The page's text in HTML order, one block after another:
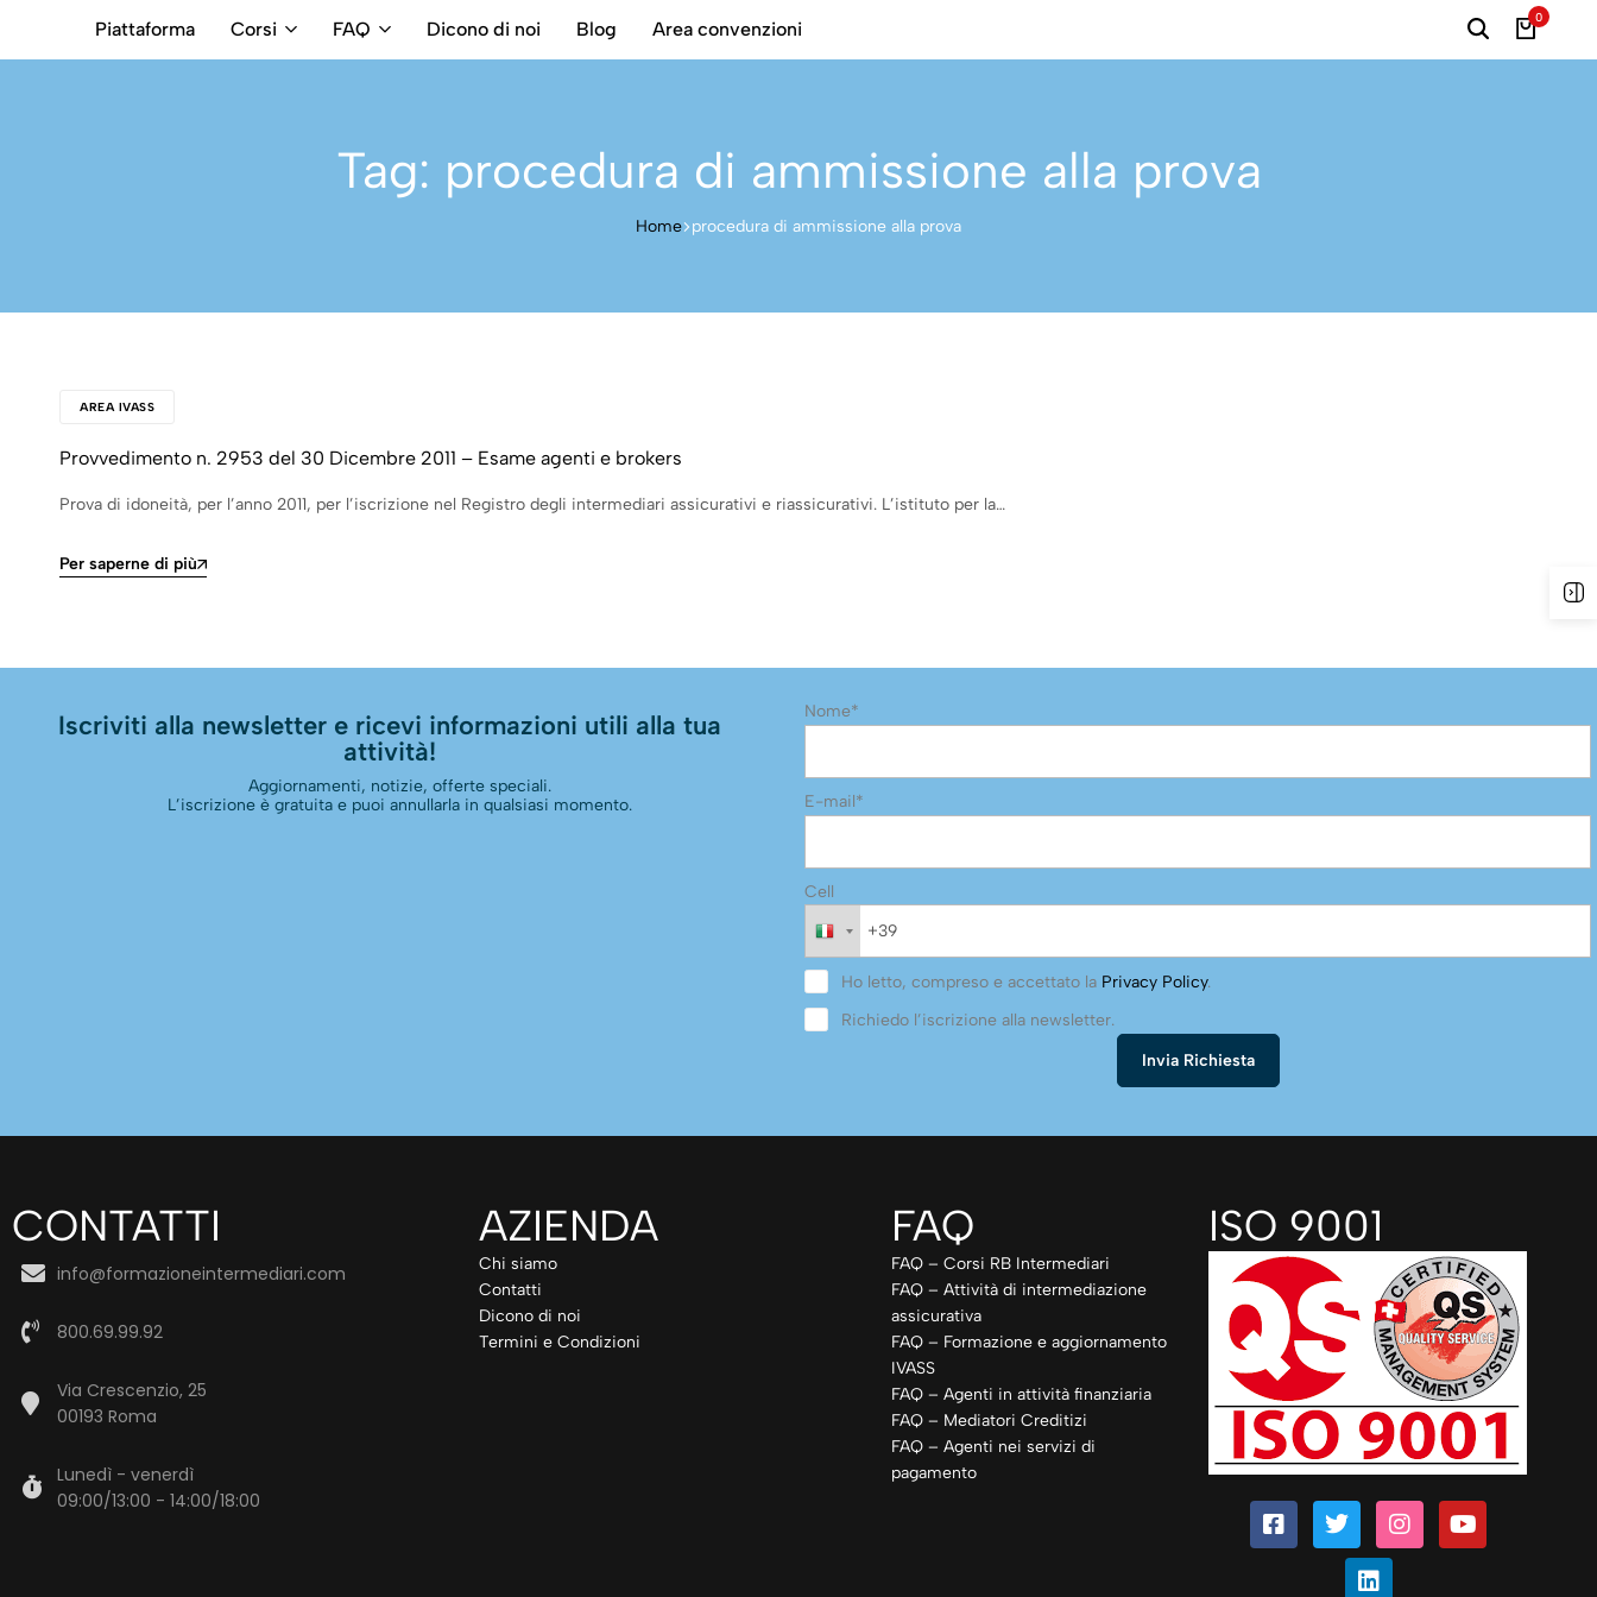
Piattaforma Corsi FAQ Dicono di noi Blog Area convenzioni
0
Tag: procedura di ammissione alla prova
Home procedura di ammissione alla prova
AREA IVASS
Provvedimento n. 2953 del 30 Dicembre 2011 – Esame agenti e brokers
Prova di idoneità, per l’anno 2011, per l’iscrizione nel Registro degli intermediari assicurativi e riassicurativi. L’istituto per la…
Per saperne di più
Iscriviti alla newsletter e ricevi informazioni utili alla tua
attività!
Aggiornamenti, notizie, offerte speciali.
L’iscrizione è gratuita e puoi annullarla in qualsiasi momento.
Nome*
E-mail*
Cell
Ho letto, compreso e accettato la Privacy Policy.
Richiedo l’iscrizione alla newsletter.
CONTATTI
info@formazioneintermediari.com
800.69.99.92
Via Crescenzio, 25
00193 Roma
Lunedì - venerdì
09:00/13:00 - 14:00/18:00
AZIENDA
Chi siamo
Contatti
Dicono di noi
Termini e Condizioni
FAQ
FAQ – Corsi RB Intermediari
FAQ – Attività di intermediazione
assicurativa
FAQ – Formazione e aggiornamento
IVASS
FAQ – Agenti in attività finanziaria
FAQ – Mediatori Creditizi
FAQ – Agenti nei servizi di
pagamento
ISO 9001